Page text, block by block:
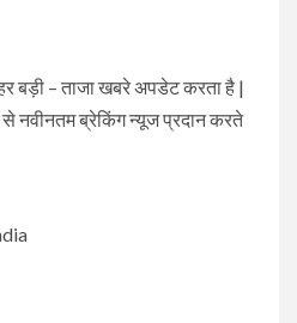
बड़ी – ताजा खबरे अपडेट करता है |
नवीनतम ब्रेकिंग न्यूज प्रदान करते